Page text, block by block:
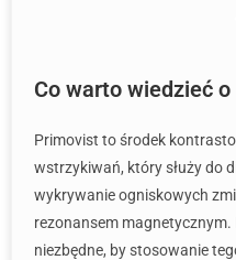
Co warto wiedzieć
Primovist to środek
wstrzykiwań, który służy do
wykrywanie ogniskowych
rezonansem
niezbędne, by stosowanie